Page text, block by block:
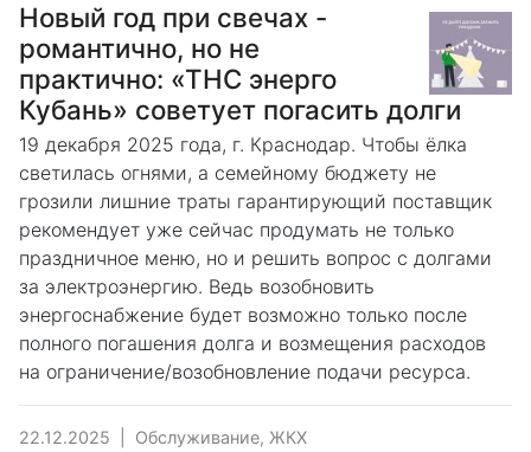
Новый год при свечах -
романтично, но не
практично: «ТНС энерго
Кубань» советует погасить долги
19 декабря 2025 года, г. Краснодар. Чтобы ёлка
светилась огнями, а семейному бюджету не
грозили лишние траты гарантирующий поставщик
рекомендует уже сейчас продумать не только
праздничное меню, но и решить вопрос с долгами
за электроэнергию. Ведь возобновить
энергоснабжение будет возможно только после
полного погашения долга и возмещения расходов
на ограничение/возобновление подачи ресурса.
22.12.2025 Обслуживание, ЖКХ